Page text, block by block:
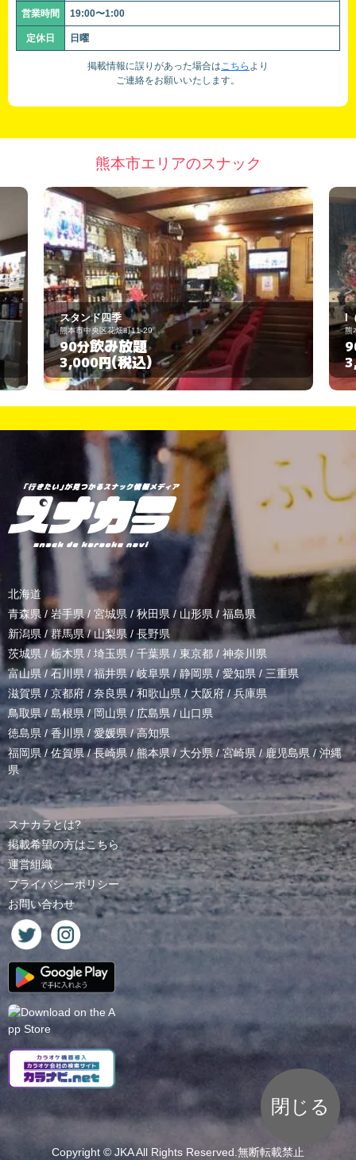
営業時間 19:00〜1:00
定休日 日曜
掲載情報に誤りがあった場合はこちら より
ご連絡をお願いいたします。
熊本市エリアのスナック
I（アイ）
熊本市中央区下通1-5-1
90分飲み放題
3,000円(税込)
北海道
青森県 / 岩手県/ 宮城県 / 秋田県 / 山形県/ 福島県
新潟県 /群馬県/山梨県 / 長野県
茨城県 / 栃木県 / 埼玉県 / 千葉県 / 東京都 / 神奈川県
富山県 /石川県/福井県/岐阜県 / 静岡県 / 愛知県 / 三重県
滋賀県 / 京都府 / 奈良県 / 和歌山県/ 大阪府 /兵庫県
鳥取県/ 島根県 /岡山県/ 広島県 / 山口県
徳島県 /香川県 / 愛媛県/高知県
福岡県/佐賀県/長崎県 /熊本県/ 大分県/宮崎県 /鹿児島県 / 沖縄
県
スナカラとは?
掲載希望の方はこちら
運営組織
プライバシーポリシー
お問い合わせ
Copyright © JKAAll Rights Reserved.無断転載禁止
閉じる